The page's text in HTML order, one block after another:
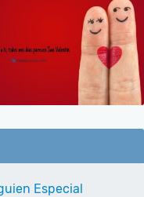
Especial